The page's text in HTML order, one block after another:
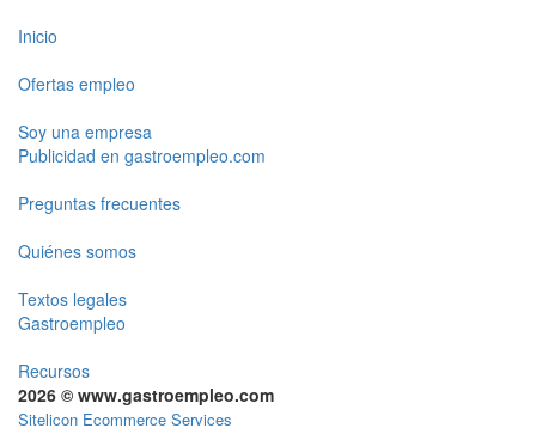
Inicio
Ofertas empleo
Soy una empresa
Publicidad en gastroempleo.com
Preguntas frecuentes
Quiénes somos
Textos legales
Gastroempleo
Recursos
2026 © www.gastroempleo.com
Sitelicon Ecommerce Services